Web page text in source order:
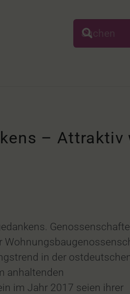
– Attraktiv
in der
anhaltenden
im Jahr 2017 seien ihrer